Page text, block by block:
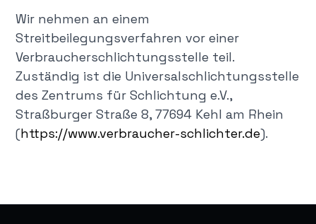
Wir nehmen an einem
Streitbeilegungsverfahren vor einer
Verbraucherschlichtungsstelle teil.
Zuständig ist die Universalschlichtungsstelle
des Zentrums für Schlichtung e.V.,
Straßburger Straße 8, 77694 Kehl am Rhein
(https://www.verbraucher-schlichter.de).